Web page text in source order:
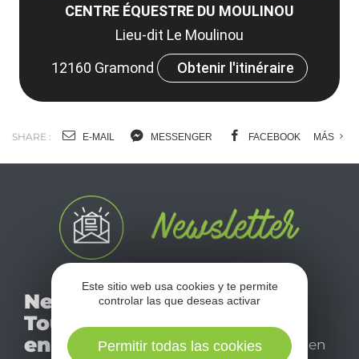
CENTRE ÉQUESTRE DU MOULINOU
Lieu-dit Le Moulinou
12160 Gramond
Obtenir l'itinéraire
SHARE : E-MAIL MESSENGER FACEBOOK MÁS
Newsletter
Tourismo
en Aveyron
No se pierda nuestro
mensual newsletter y
déjese inspirar para
disfrutar de su estancia en
Este sitio web usa cookies y te permite
controlar las que deseas activar
Permitir todas las cookies